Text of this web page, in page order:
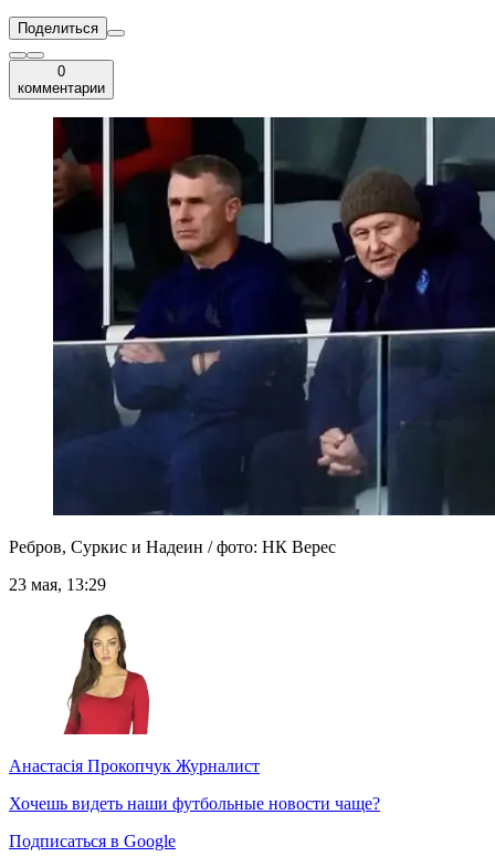
Поделиться
0
комментарии
Ребров, Суркис и Надеин / фото: НК Верес
23 мая, 13:29
Анастасія Прокопчук Журналист
Хочешь видеть наши футбольные новости чаще?
Подписаться в Google